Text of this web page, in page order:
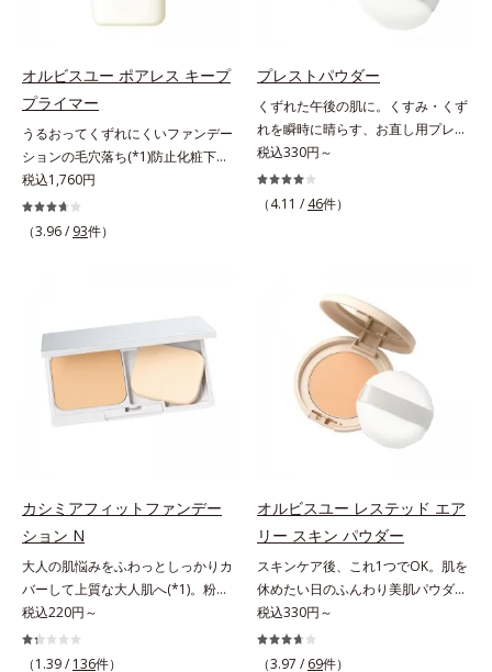
オルビスユー ポアレス キープ
プライマー
うるおってくずれにくいファンデー
ションの毛穴落ち(*1)防止化粧下
地。ファンデーションの毛穴落ち
(*1)防止化粧下地です。毛穴
1/10000サイズのマイクロカバー成
ず、メイクのりがUPします。水分
と皮脂のバランスを整え、乾燥＆ベ
タつきレスに。さらに毛穴周りの肌
にうるおいを与え、キュッと引き締
め＆ハリ感をUPさせます。また皮
ます。軽やかにのびるリキッドが肌
がふっくら整うかのよう(*3)。つっ
ぱらないここちよい密着感で、さま
ざまなタイプのファンデと併用でき
ます。毛穴が気になる箇所への部分
使いもOK。*1 ファンデーションが
くずれて毛穴に落ちること*2 酸化
税込1,760円
（3.96 / 93件）
プレストパウダー
くずれた午後の肌に。くすみ・くず
れを瞬時に晴らす、お直し用プレス
トパウダー。くすみ・くずれを瞬時
に晴らす、お直し用のプレストパウ
ダーです。朝のメイクから時間が経
ションのすき間にフィットし、凹凸
や毛穴をフラットに整えます。また
お直しと同時にうるおいを補給。さ
らに余分な皮脂を吸着して、水分と
皮脂のバランスをコントロールし、
メイクがくずれにくい肌へ。“立て
直す”ことにこだわった設計で、メ
み、ポンポンするだけでキレイが復
活します。リキッド、クッション、
パウダー、どんなファンデーション
の上に重ねてもOK。携帯に便利な
コンパクトタイプです。
税込330円～
（4.11 / 46件）
カシミアフィットファンデー
ション N
大人の肌悩みをふわっとしっかりカ
バーして上質な大人肌へ(*1)。粉感
レスファンデーション。大人の肌悩
みをふわっとしっかりカバーして、
上質な肌(*1)を演出するパウダーフ
税込220円～
（1.39 / 136件）
オルビスユー レステッド エア
リー スキン パウダー
スキンケア後、これ1つでOK。肌を
休めたい日のふんわり美肌パウダ
ー。ふんわり美肌が叶う、うるおい
パウダーです。3色の光を操るパウ
ダーがツヤと透明感を演出。ソフト
税込330円～
（3.97 / 69件）